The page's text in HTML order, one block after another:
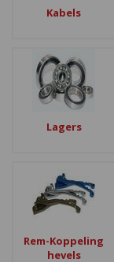
Kabels
Lagers
Rem-Koppeling
hevels